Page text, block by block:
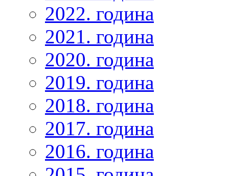
2022. година
2021. година
2020. година
2019. година
2018. година
2017. година
2016. година